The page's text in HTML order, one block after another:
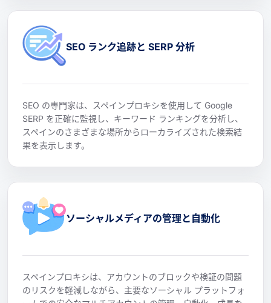
SEO ランク追跡と SERP 分析
SEO の専門家は、スペインプロキシを使用して Google
SERP を正確に監視し、キーワード ランキングを分析し、
スペインのさまざまな場所からローカライズされた検索結
果を表示します。
ソーシャルメディアの管理と自動化
スペインプロキシは、アカウントのブロックや検証の問題
のリスクを軽減しながら、主要なソーシャル プラットフォ